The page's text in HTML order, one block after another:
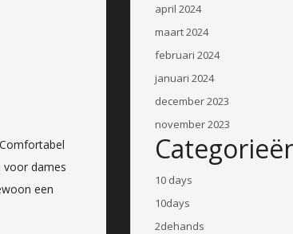
voor dames
een
april 2024
maart 2024
februari 2024
januari 2024
december 2023
november 2023
10 days
10days
2dehands